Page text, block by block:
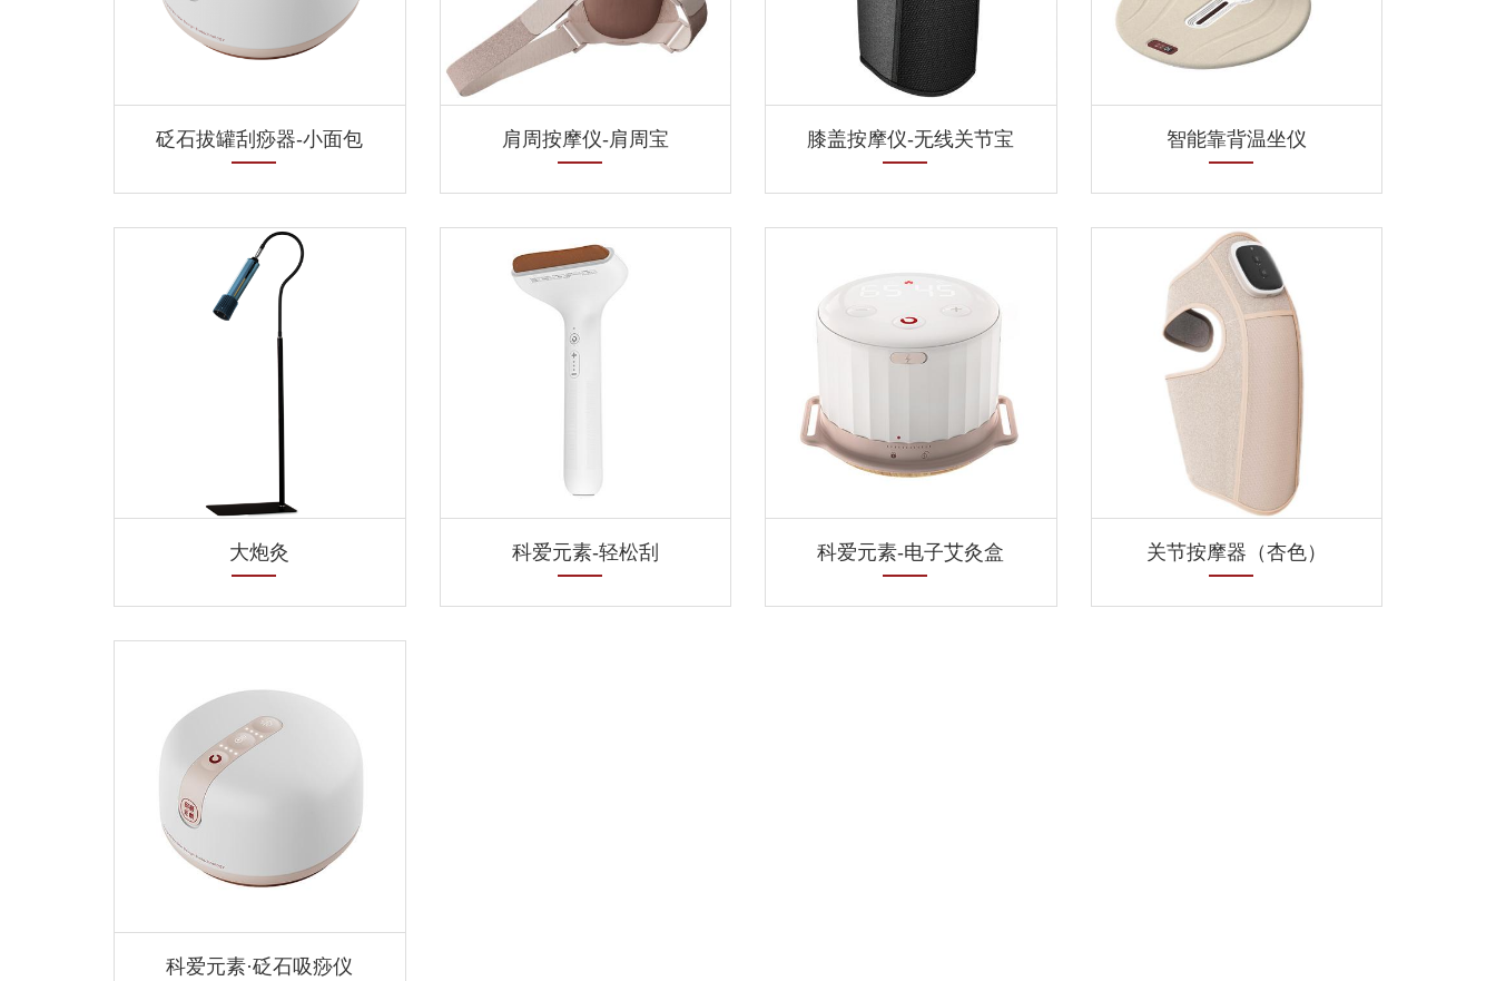
砭石拔罐刮痧器-小面包 肩周按摩仪-肩周宝 膝盖按摩仪-无线关节宝 智能靠背温坐仪
大炮灸 科爱元素-轻松刮 科爱元素-电子艾灸盒 关节按摩器（杏色）
科爱元素·砭石吸痧仪